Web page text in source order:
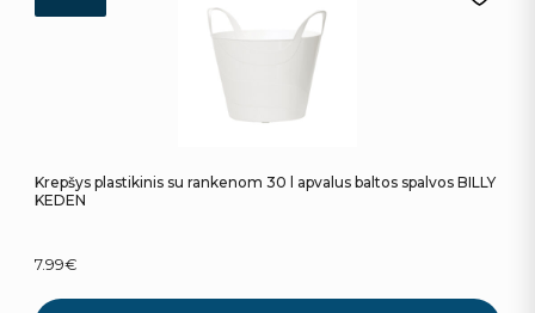
Krepšys plastikinis su rankenom 30 l apvalus baltos spalvos BILLY
KEDEN
7.99€